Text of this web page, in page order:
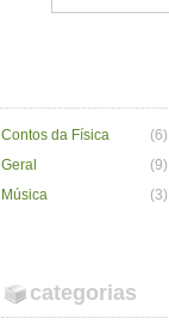
Contos da Física (6)
Geral (9)
Música (3)
categorias